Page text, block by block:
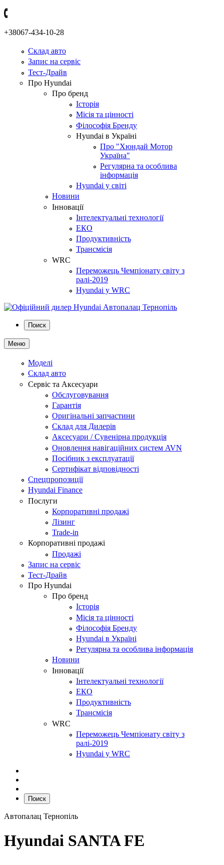
+38067-434-10-28
Склад авто
Запис на сервіс
Тест-Драйв
Про Hyundai
Про бренд
Історія
Місія та цінності
Філософія Бренду
Hyundai в Україні
Про "Хюндай Мотор
Україна"
Регулярна та особлива
інформація
Hyundai у світі
Новини
Інновації
Інтелектуальні технології
ЕКО
Продуктивність
Трансмісія
WRC
Переможець Чемпіонату світу з
ралі-2019
Hyundai у WRC
Поиск
Меню
Моделі
Склад авто
Сервіс та Аксесуари
Обслуговування
Гарантія
Оригінальні запчастини
Склад для Дилерів
Аксесуари / Сувенірна продукція
Оновлення навігаційних систем AVN
Посібник з експлуатації
Сертифікат відповідності
Спецпропозиції
Hyundai Finance
Послуги
Корпоративні продажі
Лізинг
Trade-in
Корпоративні продажі
Продажі
Запис на сервіс
Тест-Драйв
Про Hyundai
Про бренд
Історія
Місія та цінності
Філософія Бренду
Hyundai в Україні
Регулярна та особлива інформація
Новини
Інновації
Інтелектуальні технології
ЕКО
Продуктивність
Трансмісія
WRC
Переможець Чемпіонату світу з
ралі-2019
Hyundai у WRC
Поиск
Автопалац Тернопіль
Hyundai SANTA FE